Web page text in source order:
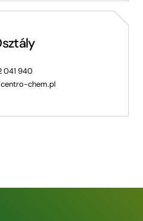
041 940
chem.pl